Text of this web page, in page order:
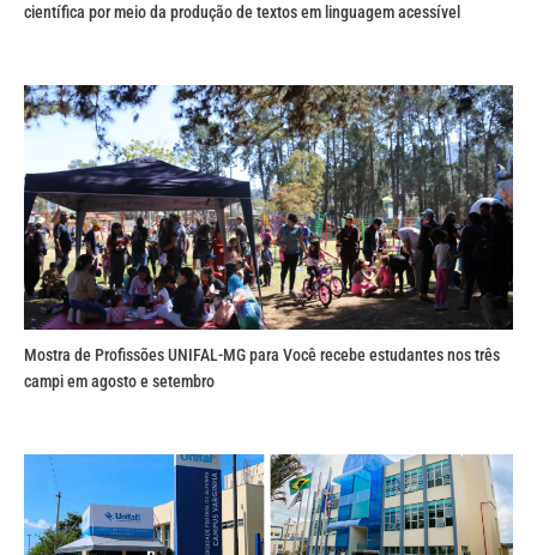
científica por meio da produção de textos em linguagem acessível
Mostra de Profissões UNIFAL-MG para Você recebe estudantes nos três
campi em agosto e setembro